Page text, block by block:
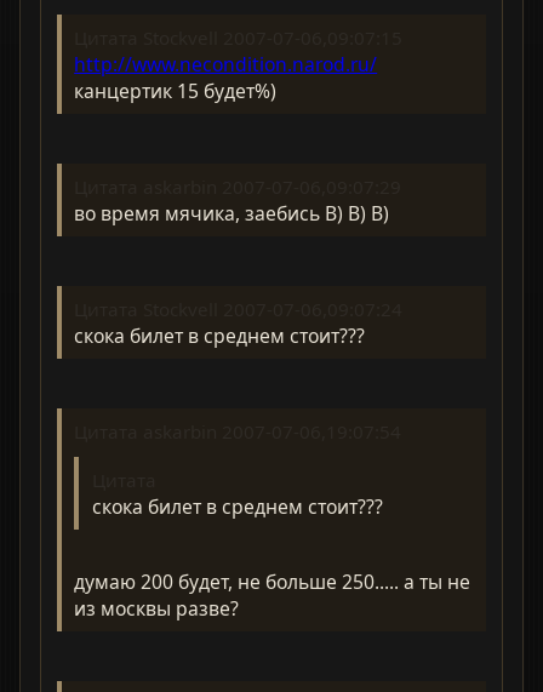
http://www.necondition.narod.ru/
канцертик 15 будет%)
во время мячика, заебись B) B) B)
скока билет в среднем стоит???
скока билет в среднем стоит???
думаю 200 будет, не больше 250..... а ты не
из москвы разве?